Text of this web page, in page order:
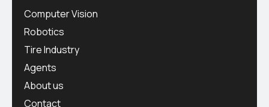
Computer Vision
Robotics
Tire Industry
Agents
About us
Contact